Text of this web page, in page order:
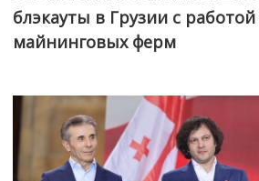
блэкауты в Грузии с работой
майнинговых ферм